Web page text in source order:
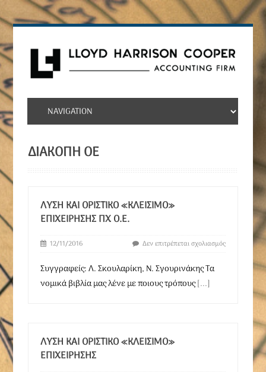
ΔΙΑΚΟΠΉ ΟΕ
ΛΎΣΗ ΚΑΙ ΟΡΙΣΤΙΚΌ «ΚΛΕΊΣΙΜΟ»
ΕΠΙΧΕΊΡΗΣΗΣ ΠΧ Ο.Ε.
12/11/2016 Δεν επιτρέπεται σχολιασμός
Συγγραφείς: Λ. Σκουλαρίκη, Ν. Σγουρινάκης Τα
νομικά βιβλία μας λένε με ποιους τρόπους[...]
ΛΎΣΗ ΚΑΙ ΟΡΙΣΤΙΚΌ «ΚΛΕΊΣΙΜΟ»
ΕΠΙΧΕΊΡΗΣΗΣ